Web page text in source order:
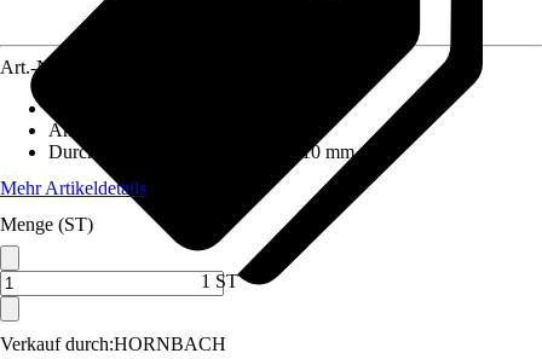
Verkauf durch:HORNBACH
Art.-Nr.
Anwendungsbereich
Durchmesser (von - bis)
5 mm - 10 mm
Mehr Artikeldetails
Menge (ST)
1 ST